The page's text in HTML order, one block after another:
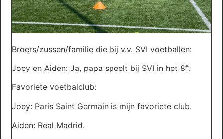
Broers/zussen/familie die bij v.v. SVI voetballen:
Joey en Aiden: Ja, papa speelt bij SVI in het 8e.
Favoriete voetbalclub:
Joey: Paris Saint Germain is mijn favoriete club.
Aiden: Real Madrid.